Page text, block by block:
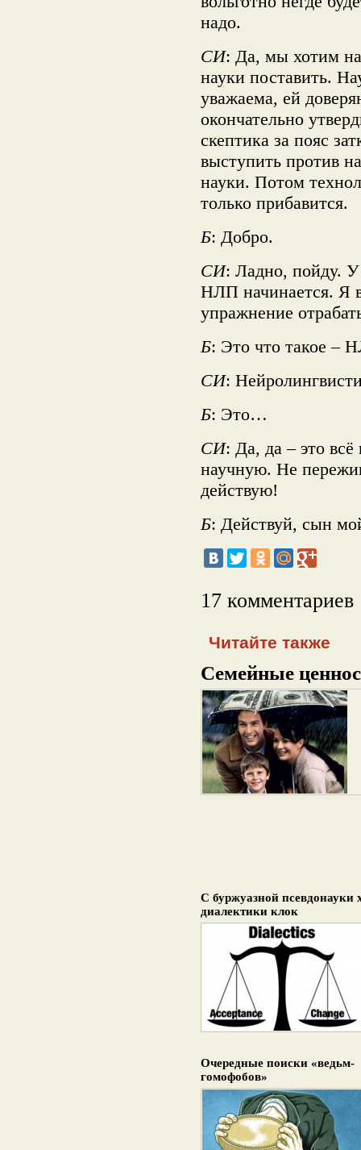
надо.
СИ: Да, мы хотим
науки поставить.
уважаема, ей
окончательно
скептика за пояс
выступить против
науки. Потом
только прибавится.
Б: Добро.
СИ: Ладно, пойду. У
НЛП начинается. Я
упражнение
Б: Это что такое –
CИ:
Б: Это…
СИ: Да, да – это
научную. Не
действую!
Б: Действуй, сын
17 комментариев
Читайте также
Семейные
С буржуазной псевдонауки
диалектики клок
Очередные поиски «ведьм-
гомофобов»